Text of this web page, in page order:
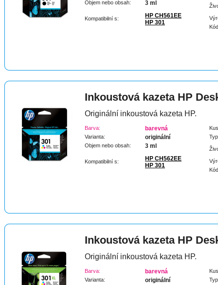
Objem nebo obsah: 3 ml
Kompatibilní s:
HP CH561EE
HP 301
Inkoustová kazeta HP
Originální inkoustová kazeta HP.
Barva: barevná
Varianta: originální
Objem nebo obsah: 3 ml
Kompatibilní s:
HP CH562EE
HP 301
Inkoustová kazeta HP
Originální inkoustová kazeta HP.
Barva: barevná
Varianta: originální